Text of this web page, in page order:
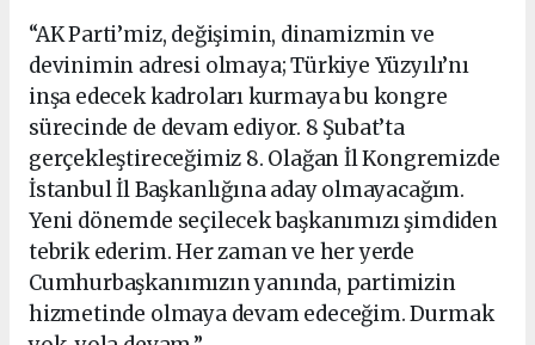
“AK Parti’miz, değişimin, dinamizmin ve
devinimin adresi olmaya; Türkiye Yüzyılı’nı
inşa edecek kadroları kurmaya bu kongre
sürecinde de devam ediyor. 8 Şubat’ta
gerçekleştireceğimiz 8. Olağan İl Kongremizde
İstanbul İl Başkanlığına aday olmayacağım.
Yeni dönemde seçilecek başkanımızı şimdiden
tebrik ederim. Her zaman ve her yerde
Cumhurbaşkanımızın yanında, partimizin
hizmetinde olmaya devam edeceğim. Durmak